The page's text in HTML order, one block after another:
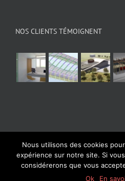
NOS CLIENTS TÉMOIGNENT
© Aplicit 2020 | Tous
Facebook
Nous utilisons des cookies
expérience sur notre site. Si
considérerons que vous
Ok
En